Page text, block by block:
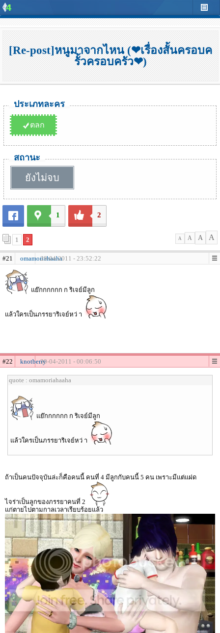
[Re-post]หนูมาจากไหน (❤เรื่องสั้นครอบค
รั้วครอบครัว❤)
ประเภทละคร
ตลก
สถานะ
ยังไม่จบ
1 2
1 2 A A A A
#21 omamoriahaaha29-04-2011 - 23:52:22
แย๊กกกกกก ก ริเจย์มีลูก
แล้วใครเป็นภรรยาริเจย์หว่ า
#22 knotberry30-04-2011 - 00:06:50
quote : omamoriahaaha
แย๊กกกกกก ก ริเจย์มีลูก
แล้วใครเป็นภรรยาริเจย์หว่ า
ถ้าเป็นคนปัจจุบันล่ะก็คือคนนี้ คนที่ 4 มีลูกกับคนนี้ 5 คน เพราะมีแต่แฝด
ไจร่าเป็นลูกของภรรยาคนที่ 2
แก่ตายไปตามกาลเวลาเรียบร้อยแล้ว